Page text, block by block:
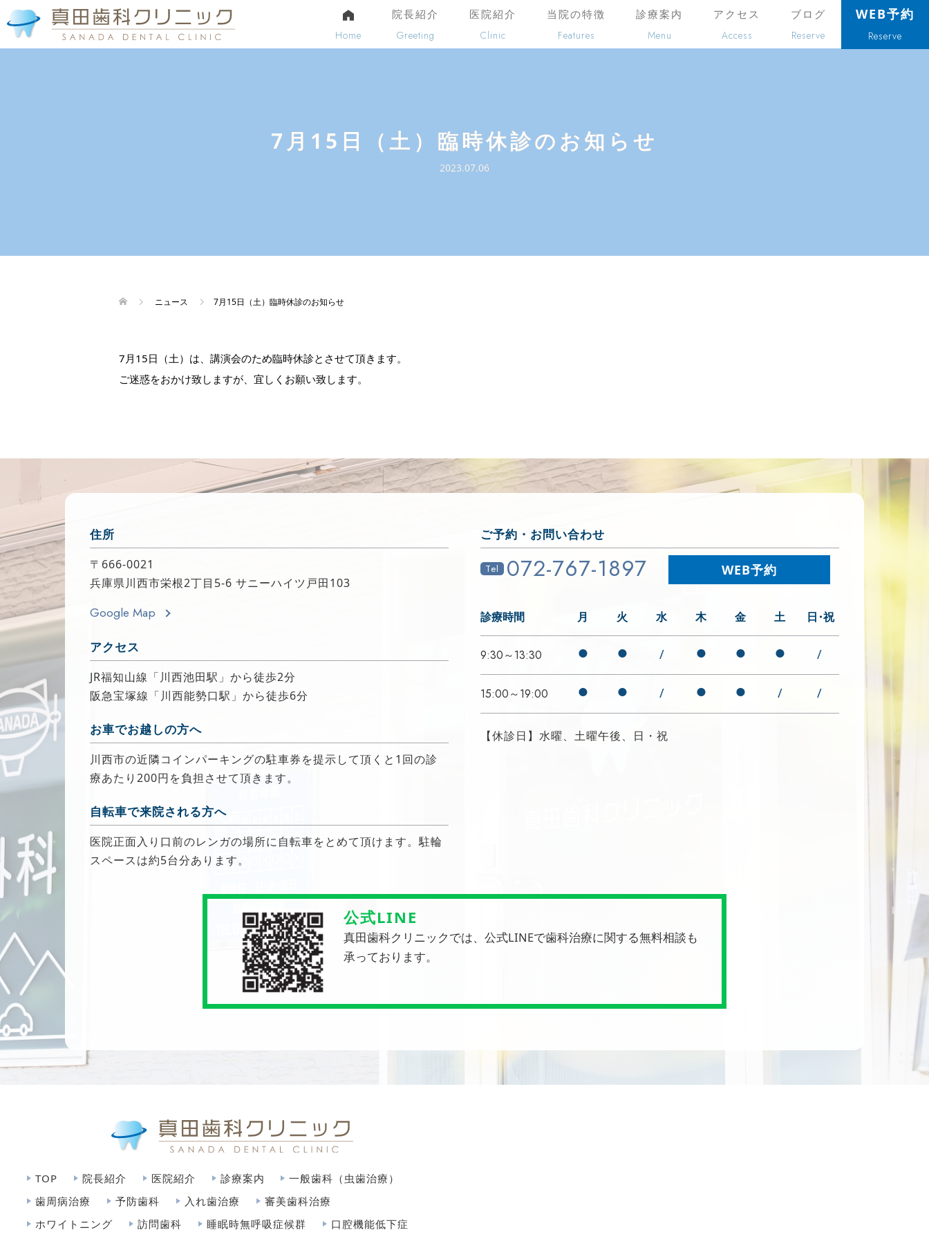
Home
院長紹介
Greeting
医院紹介
Clinic
当院の特徴
Features
診療案内
Menu
アクセス
Access
ブログ
Reserve
WEB予約
Reserve
7月15日（土）臨時休診のお知らせ
2023.07.06
ニュース 7月15日（土）臨時休診のお知らせ
7月15日（土）は、講演会のため臨時休診とさせて頂きます。
ご迷惑をおかけ致しますが、宜しくお願い致します。
住所
〒666-0021
兵庫県川西市栄根2丁目5-6 サニーハイツ戸田103
Google Map
アクセス
JR福知山線「川西池田駅」から徒歩2分
阪急宝塚線「川西能勢口駅」から徒歩6分
お車でお越しの方へ
川西市の近隣コインパーキングの駐車券を提示して頂くと1回の診
療あたり200円を負担させて頂きます。
自転車で来院される方へ
医院正面入り口前のレンガの場所に自転車をとめて頂けます。駐輪
スペースは約5台分あります。
ご予約・お問い合わせ
Tel 072-767-1897 WEB予約
診療時間 月 火 水 木 金 土 日・祝
9:30～13:30 ● ● / ● ● ● /
15:00～19:00 ● ● / ● ● / /
【休診日】水曜、土曜午後、日・祝
公式LINE
真田歯科クリニックでは、公式LINEで歯科治療に関する無料相談も
承っております。
TOP 院長紹介 医院紹介 診療案内
一般歯科（虫歯治療）
歯周病治療
予防歯科 入れ歯治療
審美歯科治療
ホワイトニング
訪問歯科 睡眠時無呼吸症候群 口腔機能低下症